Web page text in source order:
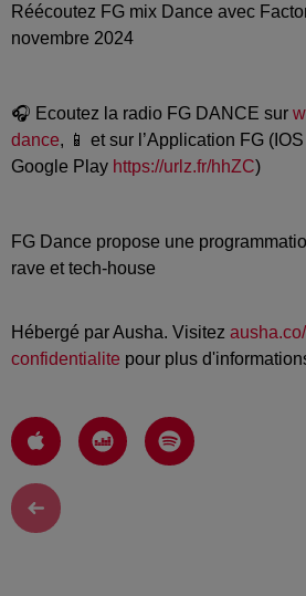
Réécoutez FG mix Dance avec
novembre 2024
🎧 Ecoutez la radio FG DANCE sur
dance, 📱 et sur l’Application FG (IOS
Google Play https://urlz.fr/hhZC)
FG Dance propose une
rave et tech-house
Hébergé par Ausha. Visitez
confidentialite pour plus